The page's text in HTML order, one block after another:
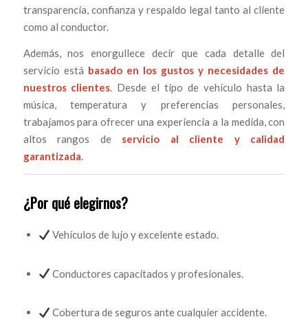
transparencia, confianza y respaldo legal tanto al cliente
como al conductor.
Además, nos enorgullece decir que cada detalle del
servicio está basado en los gustos y necesidades de
nuestros clientes. Desde el tipo de vehículo hasta la
música, temperatura y preferencias personales,
trabajamos para ofrecer una experiencia a la medida, con
altos rangos de servicio al cliente y calidad
garantizada.
¿Por qué elegirnos?
Vehículos de lujo y excelente estado.
Conductores capacitados y profesionales.
Cobertura de seguros ante cualquier accidente.